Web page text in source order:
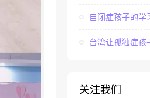
自闭症孩子的学
台湾让孤独症孩子上
关注我们